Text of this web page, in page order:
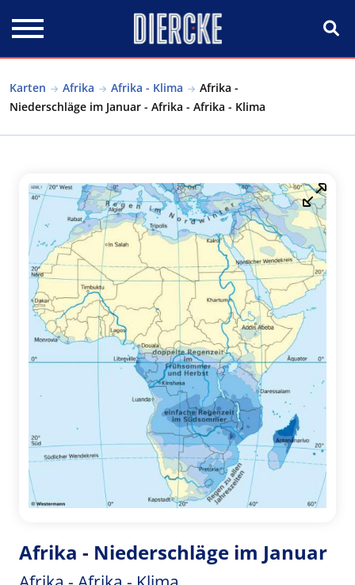
Karten Afrika Afrika - Klima
Afrika -
Niederschläge im Januar - Afrika - Afrika - Klima
Afrika - Niederschläge im Januar